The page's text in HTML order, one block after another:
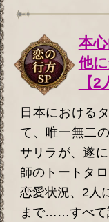
本
他
【
日本における
て、唯一無二
サリラが、遂
師のトートタ
恋愛状況、2人
まで……すべて